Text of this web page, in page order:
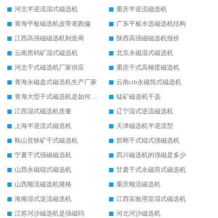
河北半逆流湿式磁选机
重庆半逆流磁选机
青海平板磁选机皮带老跑偏
广东平板水选磁选机结构
江西高强磁磁选机制造商
陕西高强磁磁选机报价
云南黑钨矿湿式磁选机
北京永磁湿式磁选机
河北干式磁选机厂家供应
重庆干式高梯度磁选机
青海永磁盘式磁选机生产厂家
云南ctb永磁筒式磁选机
青海大型干式磁选机是如何选矿的
锰矿磁选机干选
江西湿式磁选机质量
辽宁湿式逆流磁选机
上海半逆流式磁选机
天津磁选机半逆流型
鞍山贫铁矿干式磁选机
邯郸干式辊式强磁选机
宁夏干式强磁磁选机
四川磁选机的强磁是多少
山西永磁辊式磁选机
甘肃干式永磁筒式磁选机
山西顺流磁选机规格
重庆顺流磁选机
海南湿式逆流磁选机
江西实验用室湿式磁选机
江苏河沙磁选机是强磁吗
河北河沙磁选机